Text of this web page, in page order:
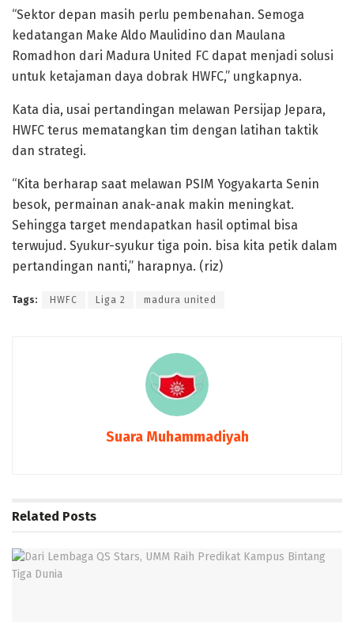
“Sektor depan masih perlu pembenahan. Semoga
kedatangan Make Aldo Maulidino dan Maulana
Romadhon dari Madura United FC dapat menjadi solusi
untuk ketajaman daya dobrak HWFC,” ungkapnya.
Kata dia, usai pertandingan melawan Persijap Jepara,
HWFC terus mematangkan tim dengan latihan taktik
dan strategi.
“Kita berharap saat melawan PSIM Yogyakarta Senin
besok, permainan anak-anak makin meningkat.
Sehingga target mendapatkan hasil optimal bisa
terwujud. Syukur-syukur tiga poin. bisa kita petik dalam
pertandingan nanti,” harapnya. (riz)
Tags: HWFC Liga 2 madura united
Suara Muhammadiyah
Related Posts